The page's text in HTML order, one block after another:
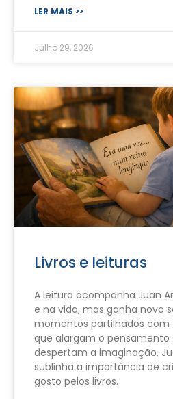
LER MAIS >>
Julho 29, 2026
Livros e leituras
A leitura acompanha Juan
e na vida, mas ganha novo
momentos partilhados com
que alargam o pensamento
despertam a imaginação,
sublinha a importância de
gosto pelos livros.